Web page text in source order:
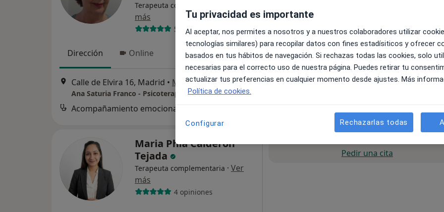
Terapeuta complementaria
más
5 opiniones
Dirección Online
Calle de Elvira 16, Madrid • Mapa
Ana Saturia Franco - Psicoterapeuta y Coach
Maria Phia Calderón
Tejada
Terapeuta complementaria · Ver
más
4 opiniones
Pedir una cita
Tu privacidad es importante
Al aceptar, nos permites a nosotros y a nuestros colaboradores utilizar
tecnologías similares) para recopilar datos con fines estadísiticos y ofrecer
basados en tus hábitos de navegación. Si rechazas todas las cookies, solo
necesarias para el correcto uso de nuestra página. Puedes retirar tu
actualizar tus preferencias en cualquier momento desde ajustes. Más
Política de cookies.
Configurar Rechazarlas todas